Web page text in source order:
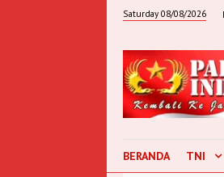
Saturday 08/08/2026
BERANDA TNI